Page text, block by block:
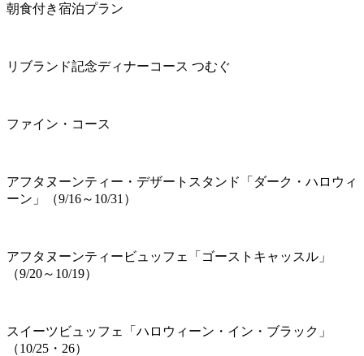
朝食付き宿泊プラン
リブランド記念ディナーコース つむぐ
ファイン・コース
アフタヌーンティー・デザートスタンド「ダーク・ハロウィ
ーン」（9/16～10/31）
アフタヌーンティービュッフェ「ゴーストキャッスル」
（9/20～10/19）
スイーツビュッフェ「ハロウィーン・イン・ブラック」
（10/25・26）